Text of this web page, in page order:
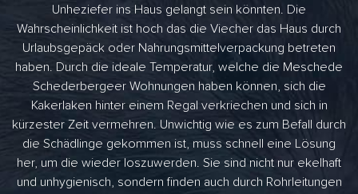
Unheziefer ins Haus gelangt sein könnten. Die
Wahrscheinlichkeit ist hoch das die Viecher das Haus durch
Urlaubsgepäck oder Nahrungsmittelverpackung betreten
haben. Durch die ideale Temperatur, welche die Meschede
Schederbergeer Wohnungen haben können, sich die
Kakerlaken hinter einem Regal verkriechen und sich in
kürzester Zeit vermehren. Unwichtig wie es zum Befall durch
die Schädlinge gekommen ist, muss schnell eine Lösung
her, um die wieder loszuwerden. Sie sind nicht nur ekelhaft
und unhygienisch, sondern finden auch durch Rohrleitungen